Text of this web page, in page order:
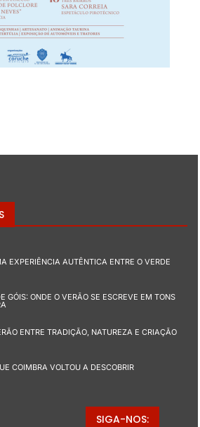
EXPERIÊNCIA AUTÊNTICA ENTRE O VERDE
GÓIS: ONDE O VERÃO SE ESCREVE EM TONS
ENTRE TRADIÇÃO, NATUREZA E CRIAÇÃO
COIMBRA VOLTOU A DESCOBRIR
SIGA-NOS: